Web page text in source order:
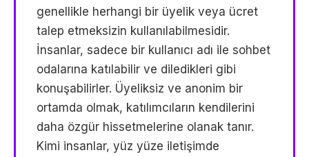
genellikle herhangi bir üyelik veya ücret
talep etmeksizin kullanılabilmesidir.
İnsanlar, sadece bir kullanıcı adı ile sohbet
odalarına katılabilir ve diledikleri gibi
konuşabilirler. Üyeliksiz ve anonim bir
ortamda olmak, katılımcıların kendilerini
daha özgür hissetmelerine olanak tanır.
Kimi insanlar, yüz yüze iletişimde